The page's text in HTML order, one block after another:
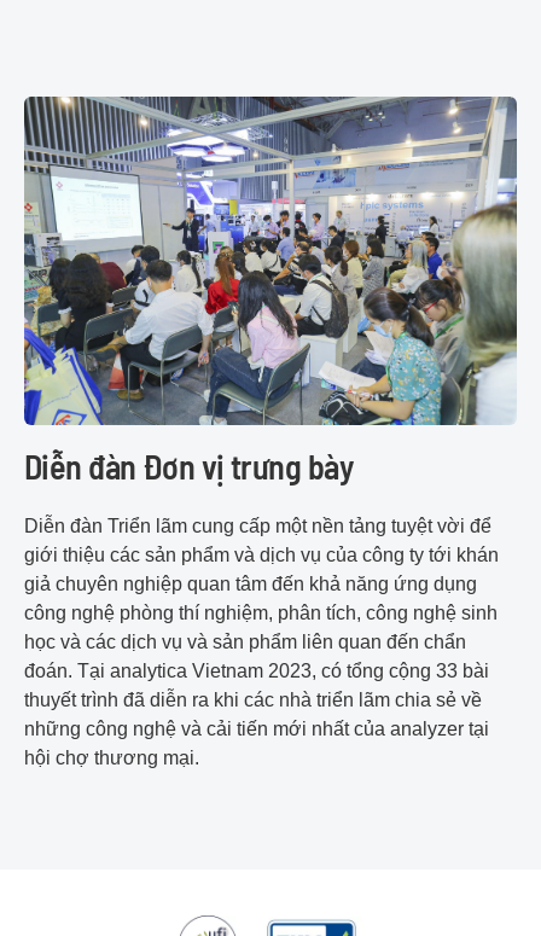
Diễn đàn Đơn vị trưng bày
Diễn đàn Triển lãm cung cấp một nền tảng tuyệt vời để
giới thiệu các sản phẩm và dịch vụ của công ty tới khán
giả chuyên nghiệp quan tâm đến khả năng ứng dụng
công nghệ phòng thí nghiệm, phân tích, công nghệ sinh
học và các dịch vụ và sản phẩm liên quan đến chẩn
đoán. Tại analytica Vietnam 2023, có tổng cộng 33 bài
thuyết trình đã diễn ra khi các nhà triển lãm chia sẻ về
những công nghệ và cải tiến mới nhất của analyzer tại
hội chợ thương mại.